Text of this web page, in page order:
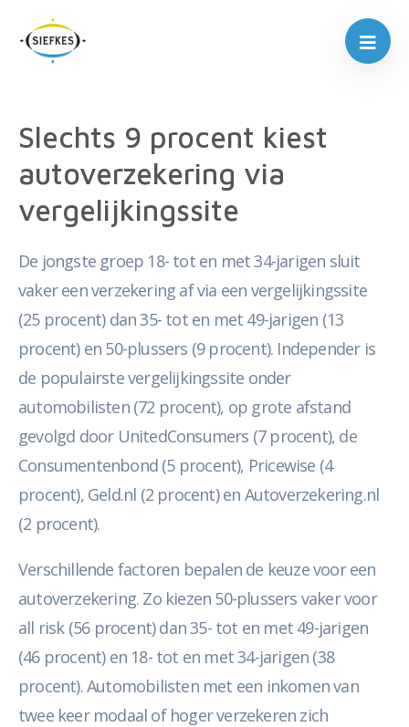
Slechts 9 procent kiest
autoverzekering via
vergelijkingssite
De jongste groep 18- tot en met 34-jarigen sluit
vaker een verzekering af via een vergelijkingssite
(25 procent) dan 35- tot en met 49-jarigen (13
procent) en 50-plussers (9 procent). Independer is
de populairste vergelijkingssite onder
automobilisten (72 procent), op grote afstand
gevolgd door UnitedConsumers (7 procent), de
Consumentenbond (5 procent), Pricewise (4
procent), Geld.nl (2 procent) en Autoverzekering.nl
(2 procent).
Verschillende factoren bepalen de keuze voor een
autoverzekering. Zo kiezen 50-plussers vaker voor
all risk (56 procent) dan 35- tot en met 49-jarigen
(46 procent) en 18- tot en met 34-jarigen (38
procent). Automobilisten met een inkomen van
twee keer modaal of hoger verzekeren zich